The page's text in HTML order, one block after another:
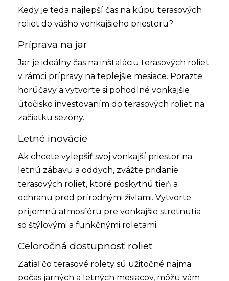
Kedy je teda najlepší čas na kúpu terasových
roliet do vášho vonkajšieho priestoru?
Príprava na jar
Jar je ideálny čas na inštaláciu terasových roliet
v rámci prípravy na teplejšie mesiace. Porazte
horúčavy a vytvorte si pohodlné vonkajšie
útočisko investovaním do terasových roliet na
začiatku sezóny.
Letné inovácie
Ak chcete vylepšiť svoj vonkajší priestor na
letnú zábavu a oddych, zvážte pridanie
terasových roliet, ktoré poskytnú tieň a
ochranu pred prírodnými živlami. Vytvorte
príjemnú atmosféru pre vonkajšie stretnutia
so štýlovými a funkčnými roletami.
Celoročná dostupnosť roliet
Zatiaľ čo terasové rolety sú užitočné najmä
počas jarných a letných mesiacov, môžu vám